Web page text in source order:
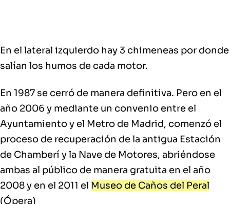
En el lateral izquierdo hay 3 chimeneas por donde
salían los humos de cada motor.
En 1987 se cerró de manera definitiva. Pero en el
año 2006 y mediante un convenio entre el
Ayuntamiento y el Metro de Madrid, comenzó el
proceso de recuperación de la antigua Estación
de Chamberí y la Nave de Motores, abriéndose
ambas al público de manera gratuita en el año
2008 y en el 2011 el Museo de Caños del Peral
(Ópera)